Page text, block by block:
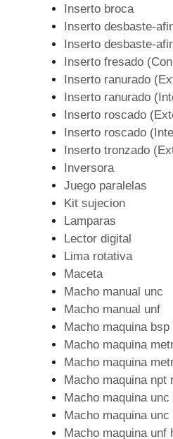
Inserto broca
Inserto desbaste-
Inserto desbaste-
Inserto fresado
Inserto ranurado
Inserto ranurado
Inserto roscado
Inserto roscado
Inserto tronzado
Inversora
Juego paralelas
Kit sujecion
Lamparas
Lector digital
Lima rotativa
Maceta
Macho manual unc
Macho manual unf
Macho maquina bsp
Macho maquina
Macho maquina
Macho maquina npt
Macho maquina unc
Macho maquina
Macho maquina unf